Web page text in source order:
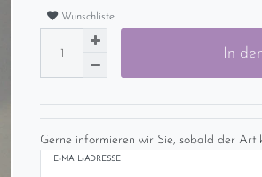
Wunschliste
In
Gerne informieren wir Sie, sobald der
E-MAIL-ADRESSE